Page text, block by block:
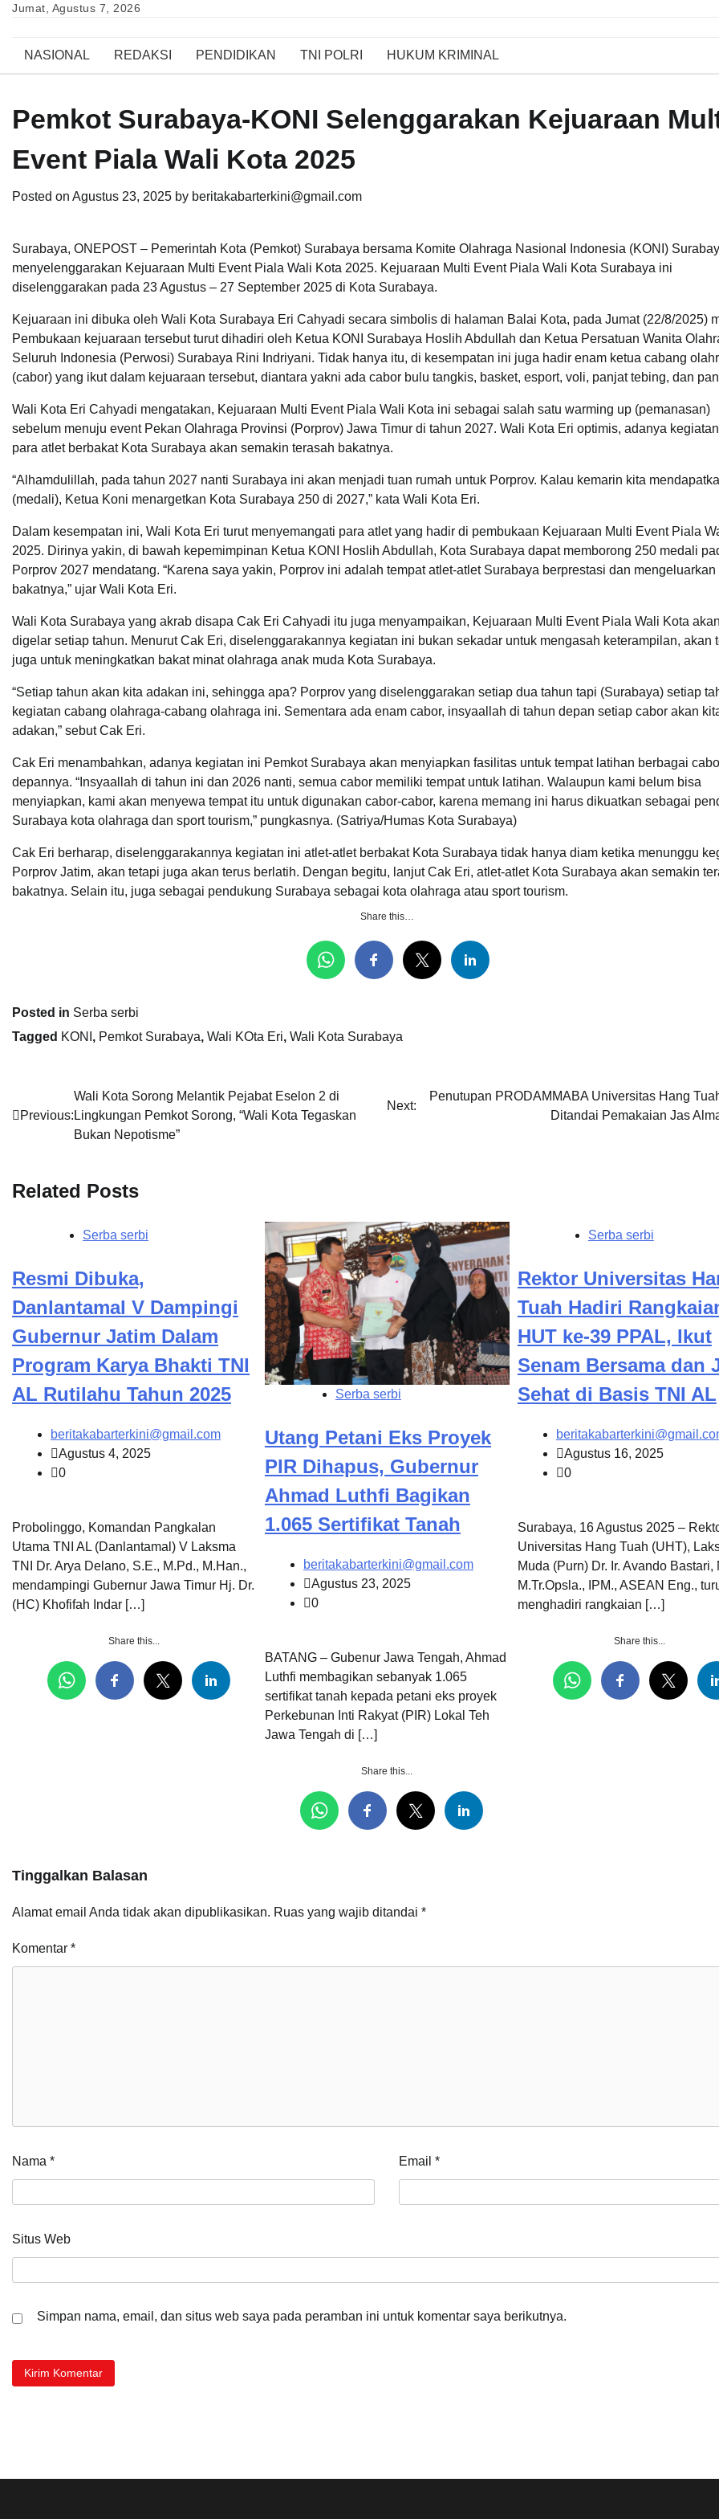
Skip
content
Jumat, Agustus 7, 2026
NASIONAL REDAKSI PENDIDIKAN TNI POLRI HUKUM KRIMINAL
Pemkot Surabaya-KONI Selenggarakan Kejuaraan
Event Piala Wali Kota 2025
Posted on Agustus 23, 2025 by beritakabarterkini@gmail.com
Surabaya, ONEPOST – Pemerintah Kota (Pemkot) Surabaya bersama Komite Olahraga Nasional Indonesia (KONI)
menyelenggarakan Kejuaraan Multi Event Piala Wali Kota 2025. Kejuaraan Multi Event Piala Wali Kota Surabaya ini
diselenggarakan pada 23 Agustus – 27 September 2025 di Kota Surabaya.
Kejuaraan ini dibuka oleh Wali Kota Surabaya Eri Cahyadi secara simbolis di halaman Balai Kota, pada Jumat (22/8/2025)
Pembukaan kejuaraan tersebut turut dihadiri oleh Ketua KONI Surabaya Hoslih Abdullah dan Ketua Persatuan Wanita
Seluruh Indonesia (Perwosi) Surabaya Rini Indriyani. Tidak hanya itu, di kesempatan ini juga hadir enam ketua cabang
(cabor) yang ikut dalam kejuaraan tersebut, diantara yakni ada cabor bulu tangkis, basket, esport, voli, panjat tebing, dan
Wali Kota Eri Cahyadi mengatakan, Kejuaraan Multi Event Piala Wali Kota ini sebagai salah satu warming up (pemanasan)
sebelum menuju event Pekan Olahraga Provinsi (Porprov) Jawa Timur di tahun 2027. Wali Kota Eri optimis, adanya
para atlet berbakat Kota Surabaya akan semakin terasah bakatnya.
“Alhamdulillah, pada tahun 2027 nanti Surabaya ini akan menjadi tuan rumah untuk Porprov. Kalau kemarin kita
(medali), Ketua Koni menargetkan Kota Surabaya 250 di 2027,” kata Wali Kota Eri.
Dalam kesempatan ini, Wali Kota Eri turut menyemangati para atlet yang hadir di pembukaan Kejuaraan Multi Event Piala
2025. Dirinya yakin, di bawah kepemimpinan Ketua KONI Hoslih Abdullah, Kota Surabaya dapat memborong 250 medali
Porprov 2027 mendatang. “Karena saya yakin, Porprov ini adalah tempat atlet-atlet Surabaya berprestasi dan mengeluarkan
bakatnya,” ujar Wali Kota Eri.
Wali Kota Surabaya yang akrab disapa Cak Eri Cahyadi itu juga menyampaikan, Kejuaraan Multi Event Piala Wali Kota akan
digelar setiap tahun. Menurut Cak Eri, diselenggarakannya kegiatan ini bukan sekadar untuk mengasah keterampilan, akan
juga untuk meningkatkan bakat minat olahraga anak muda Kota Surabaya.
“Setiap tahun akan kita adakan ini, sehingga apa? Porprov yang diselenggarakan setiap dua tahun tapi (Surabaya) setiap
kegiatan cabang olahraga-cabang olahraga ini. Sementara ada enam cabor, insyaallah di tahun depan setiap cabor akan
adakan,” sebut Cak Eri.
Cak Eri menambahkan, adanya kegiatan ini Pemkot Surabaya akan menyiapkan fasilitas untuk tempat latihan berbagai
depannya. “Insyaallah di tahun ini dan 2026 nanti, semua cabor memiliki tempat untuk latihan. Walaupun kami belum bisa
menyiapkan, kami akan menyewa tempat itu untuk digunakan cabor-cabor, karena memang ini harus dikuatkan sebagai
Surabaya kota olahraga dan sport tourism,” pungkasnya. (Satriya/Humas Kota Surabaya)
Cak Eri berharap, diselenggarakannya kegiatan ini atlet-atlet berbakat Kota Surabaya tidak hanya diam ketika menunggu
Porprov Jatim, akan tetapi juga akan terus berlatih. Dengan begitu, lanjut Cak Eri, atlet-atlet Kota Surabaya akan semakin
bakatnya. Selain itu, juga sebagai pendukung Surabaya sebagai kota olahraga atau sport tourism.
Share this…
Posted in Serba serbi
Tagged KONI , Pemkot Surabaya, Wali KOta Eri, Wali Kota Surabaya
Navigasi
Previous:
Wali Kota Sorong Melantik Pejabat Eselon 2 di
Lingkungan Pemkot Sorong, “Wali Kota Tegaskan
Bukan Nepotisme”
Next:
Penutupan PRODAMMABA Universitas Hang
Ditandai Pemakaian Jas
Related Posts
Serba serbi
Resmi Dibuka,
Danlantamal V Dampingi
Gubernur Jatim Dalam
Program Karya Bhakti TNI
AL Rutilahu Tahun 2025
beritakabarterkini@gmail.com
Agustus 4, 2025
0
Probolinggo, Komandan Pangkalan
Utama TNI AL (Danlantamal) V Laksma
TNI Dr. Arya Delano, S.E., M.Pd., M.Han.,
mendampingi Gubernur Jawa Timur Hj. Dr.
(HC) Khofifah Indar […]
Share this...
Serba serbi
Utang Petani Eks Proyek
PIR Dihapus, Gubernur
Ahmad Luthfi Bagikan
1.065 Sertifikat Tanah
beritakabarterkini@gmail.com
Agustus 23, 2025
0
BATANG – Gubenur Jawa Tengah, Ahmad
Luthfi membagikan sebanyak 1.065
sertifikat tanah kepada petani eks proyek
Perkebunan Inti Rakyat (PIR) Lokal Teh
Jawa Tengah di […]
Share this...
Serba serbi
Rektor Universitas
Tuah Hadiri
HUT ke-39 PPAL, Ikut
Senam Bersama dan
Sehat di Basis TNI AL
Agustus 16, 2025
0
Surabaya, 16 Agustus 2025 –
Universitas Hang Tuah (UHT),
Muda (Purn) Dr. Ir. Avando Bastari,
M.Tr.Opsla., IPM., ASEAN Eng.,
menghadiri rangkaian […]
Share this...
Tinggalkan Balasan
Alamat email Anda tidak akan dipublikasikan. Ruas yang wajib ditandai *
Komentar *
Nama * Email*
Situs Web
Simpan nama, email, dan situs web saya pada peramban ini untuk komentar saya berikutnya.